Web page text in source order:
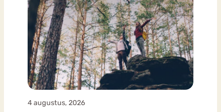
4 augustus, 2026